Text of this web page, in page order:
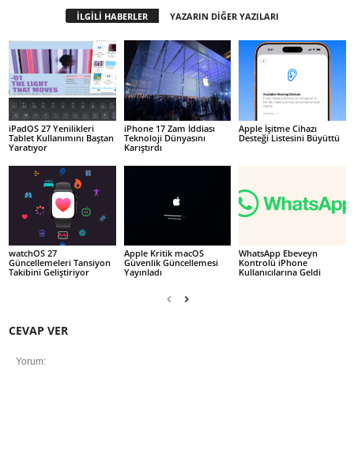
İLGİLİ HABERLER YAZARIN DİĞER YAZILARI
iPadOS 27 Yenilikleri
Tablet Kullanımını Baştan
Yaratıyor
iPhone 17 Zam İddiası
Teknoloji Dünyasını
Karıştırdı
Apple İşitme Cihazı
Desteği Listesini Büyüttü
watchOS 27
Güncellemeleri Tansiyon
Takibini Geliştiriyor
Apple Kritik macOS
Güvenlik Güncellemesi
Yayınladı
WhatsApp Ebeveyn
Kontrolü iPhone
Kullanıcılarına Geldi
CEVAP VER